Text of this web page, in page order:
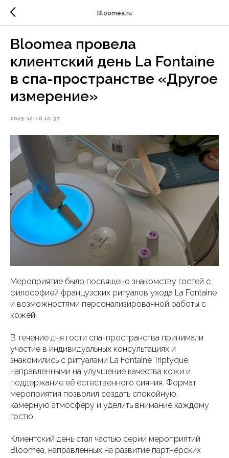
Bloomea.ru
Bloomea провела
клиентский день La Fontaine
в спа-пространстве «Другое
измерение»
2025-12-16 10:37
Мероприятие было посвящено знакомству гостей с
философией французских ритуалов ухода La Fontaine
и возможностями персонализированной работы с
кожей.
В течение дня гости спа-пространства принимали
участие в индивидуальных консультациях и
знакомились с ритуалами La Fontaine Triptyque,
направленными на улучшение качества кожи и
поддержание её естественного сияния. Формат
мероприятия позволил создать спокойную,
камерную атмосферу и уделить внимание каждому
гостю.
Клиентский день стал частью серии мероприятий
Bloomea, направленных на развитие партнёрских